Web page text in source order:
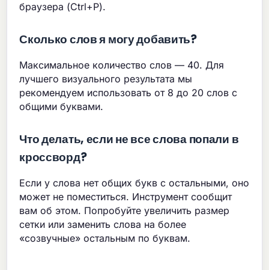
браузера (Ctrl+P).
Сколько слов я могу добавить?
Максимальное количество слов — 40. Для
лучшего визуального результата мы
рекомендуем использовать от 8 до 20 слов с
общими буквами.
Что делать, если не все слова попали в
кроссворд?
Если у слова нет общих букв с остальными, оно
может не поместиться. Инструмент сообщит
вам об этом. Попробуйте увеличить размер
сетки или заменить слова на более
«созвучные» остальным по буквам.